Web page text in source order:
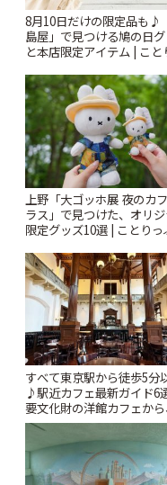
8月10日だけの限定品も♪
島屋」で見つける鳩の日
と本店限定アイテム | こと
上野「大ゴッホ展 夜のカ
ラス」で見つけた、オリ
限定グッズ10選 | ことりっ
すべて東京駅から徒歩5分
♪駅近カフェ最新ガイド6
要文化財の洋館カフェか
札すぐのレトロ喫茶まで~